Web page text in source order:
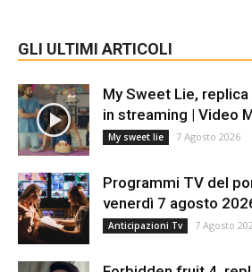
GLI ULTIMI ARTICOLI
My Sweet Lie,
in streaming | Video
My sweet lie 7 Agosto 2026
Programmi TV del
venerdì 7 agosto
Anticipazioni Tv 7 Agosto